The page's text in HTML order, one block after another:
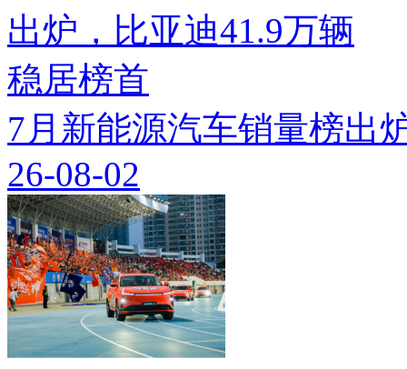
7月新能源汽车销量榜出
26-08-02